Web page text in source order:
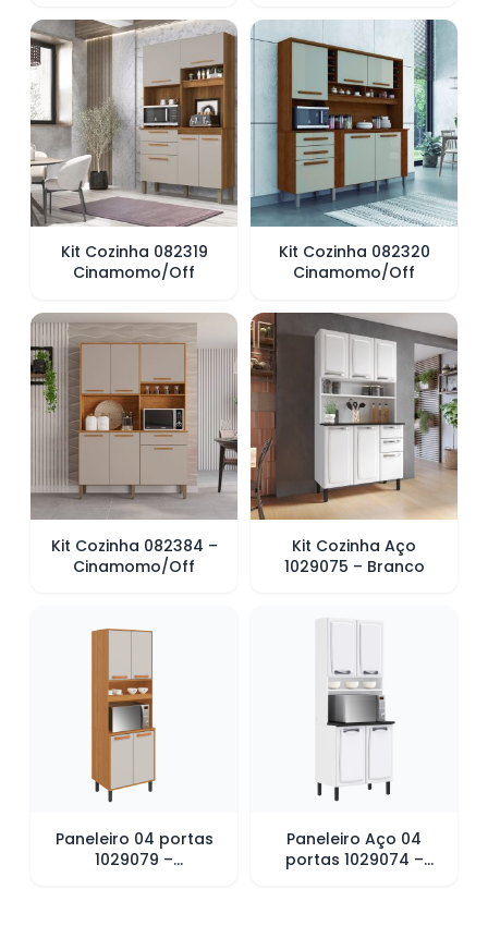
Kit Cozinha 082319
Cinamomo/Off
Kit Cozinha 082320
Cinamomo/Off
Kit Cozinha 082384 –
Cinamomo/Off
Kit Cozinha Aço
1029075 – Branco
Paneleiro 04 portas
1029079 –
Paneleiro Aço 04
portas 1029074 –